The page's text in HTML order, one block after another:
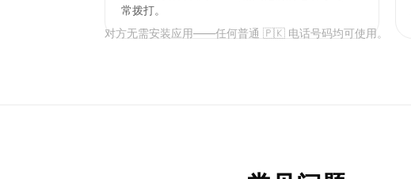
常拨打。
对方无需安装应用——任何普通 🇵🇰 电话号码均可使用。